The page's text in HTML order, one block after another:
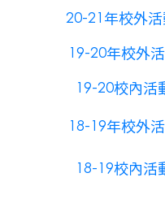
20-21年校外
19-20年校外
19-20校內活
18-19年校外
18-19校內活